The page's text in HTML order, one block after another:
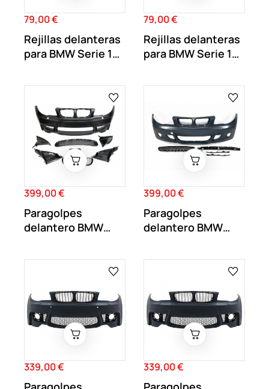
Precio
79,00 €
Rejillas delanteras
para BMW Serie 1
Precio
79,00 €
Rejillas delanteras
para BMW Serie 1
Precio
399,00 €
Paragolpes
delantero BMW
E87...
Precio
399,00 €
Paragolpes
delantero BMW
E88...
Precio
339,00 € Precio
339,00 €